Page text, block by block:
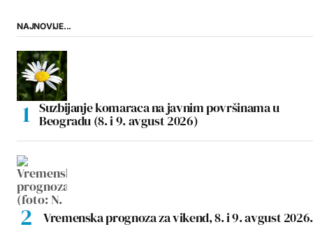
NAJNOVIJE...
Suzbijanje komaraca na javnim površinama u
Beogradu (8. i 9. avgust 2026)
Vremenska prognoza za vikend, 8. i 9. avgust 2026.